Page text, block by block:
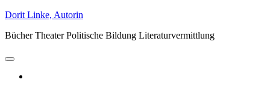
Zum
springen
Dorit Linke, Autorin
Bücher Theater Politische Bildung Literaturvermittlung